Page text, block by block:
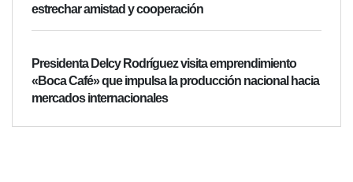
estrechar amistad y cooperación
Presidenta Delcy Rodríguez visita emprendimiento
«Boca Café» que impulsa la producción nacional hacia
mercados internacionales